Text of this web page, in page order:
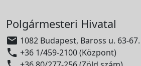
Polgármesteri Hivatal
 1082 Budapest, Baross u. 63-67.
 +36 1/459-2100 (Központ)